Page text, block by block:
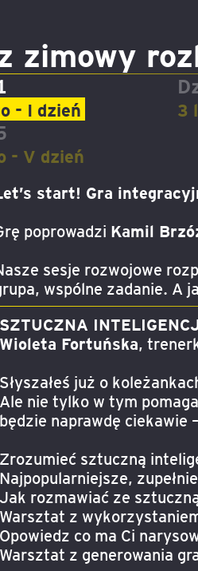
zimowy
- I dzień 3
- V dzień
start! Gra
poprowadzi Kamil
sesje rozwojowe
wspólne zadanie. A
SZTUCZNA
Wioleta Fortuńska,
Słyszałeś już o
Ale nie tylko w tym
będzie naprawdę ciekawie
Zrozumieć sztuczną
Najpopularniejsze,
Jak rozmawiać ze
Warsztat z
Opowiedz co ma Ci
Warsztat z generowania